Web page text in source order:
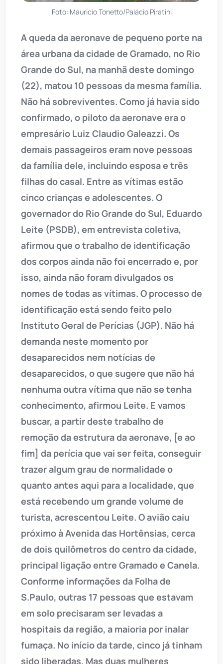
Foto: Mauricio Tonetto/Palácio Piratini
A queda da aeronave de pequeno porte na
área urbana da cidade de Gramado, no Rio
Grande do Sul, na manhã deste domingo
(22), matou 10 pessoas da mesma família.
Não há sobreviventes. Como já havia sido
confirmado, o piloto da aeronave era o
empresário Luiz Claudio Galeazzi. Os
demais passageiros eram nove pessoas
da família dele, incluindo esposa e três
filhas do casal. Entre as vítimas estão
cinco crianças e adolescentes. O
governador do Rio Grande do Sul, Eduardo
Leite (PSDB), em entrevista coletiva,
afirmou que o trabalho de identificação
dos corpos ainda não foi encerrado e, por
isso, ainda não foram divulgados os
nomes de todas as vítimas. O processo de
identificação está sendo feito pelo
Instituto Geral de Perícias (JGP). Não há
demanda neste momento por
desaparecidos nem notícias de
desaparecidos, o que sugere que não há
nenhuma outra vítima que não se tenha
conhecimento, afirmou Leite. E vamos
buscar, a partir deste trabalho de
remoção da estrutura da aeronave, [e ao
fim] da perícia que vai ser feita, conseguir
trazer algum grau de normalidade o
quanto antes aqui para a localidade, que
está recebendo um grande volume de
turista, acrescentou Leite. O avião caiu
próximo à Avenida das Hortênsias, cerca
de dois quilômetros do centro da cidade,
principal ligação entre Gramado e Canela.
Conforme informações da Folha de
S.Paulo, outras 17 pessoas que estavam
em solo precisaram ser levadas a
hospitais da região, a maioria por inalar
fumaça. No início da tarde, cinco já tinham
sido liberadas. Mas duas mulheres